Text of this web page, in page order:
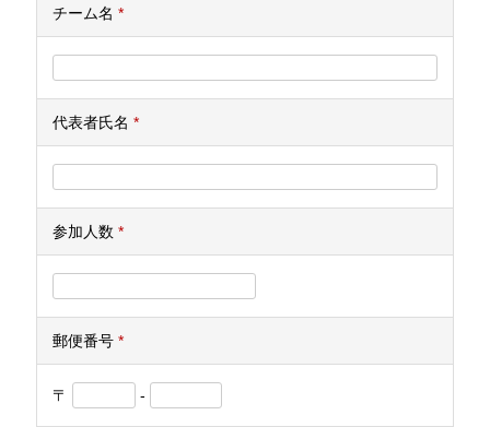
チーム名 *
代表者氏名 *
参加人数 *
郵便番号 *
〒 -